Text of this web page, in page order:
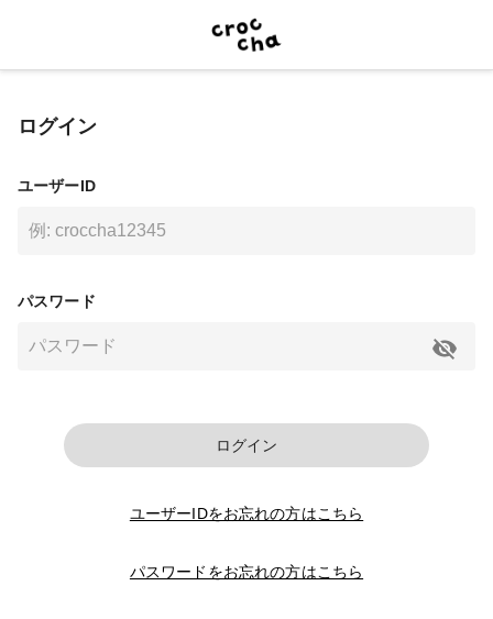
ログイン
ユーザーID
パスワード
ログイン
ユーザーIDをお忘れの方はこちら
パスワードをお忘れの方はこちら